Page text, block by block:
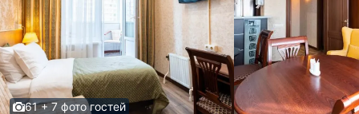
61 + 7 фото гостей